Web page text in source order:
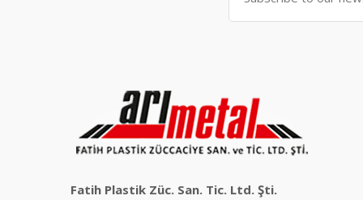
Fatih Plastik Züc. San. Tic. Ltd. Şti.